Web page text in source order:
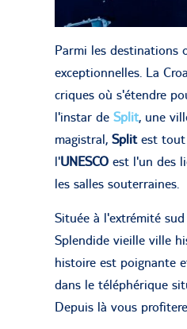
Parmi les destinations
exceptionnelles. La
criques où s'étendre
l'instar de Split, une
magistral, Splitest tout
l'UNESCO est l'un des
les salles souterraines.
Située à l'extrémité
Splendide vieille ville
histoire est poignante
dans le téléphérique
Depuis là vous